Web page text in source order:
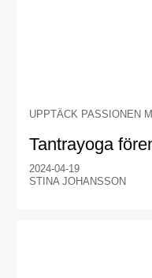
UPPTÄCK PASSIONEN
Tantrayoga
2024-04-19
STINA JOHANSSON